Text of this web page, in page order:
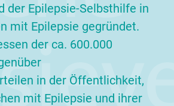
der Epilepsie-Selbsthilfe in
mit Epilepsie gegründet.
der ca. 600.000
in der Öffentlichkeit,
mit Epilepsie und ihrer